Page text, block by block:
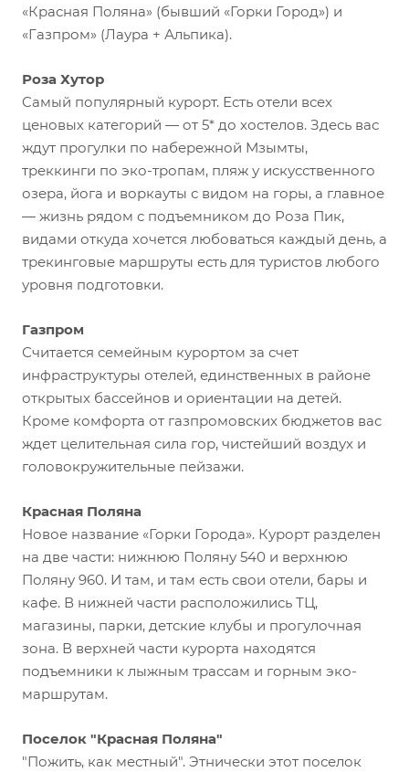
«Красная Поляна» (бывший «Горки Город») и
«Газпром» (Лаура + Альпика).
Роза Хутор
Cамый популярный курорт. Есть отели всех
ценовых категорий — от 5* до хостелов. Здесь вас
ждут прогулки по набережной Мзымты,
треккинги по эко-тропам, пляж у искусственного
озера, йога и воркауты с видом на горы, а главное
— жизнь рядом с подъемником до Роза Пик,
видами откуда хочется любоваться каждый день, а
трекинговые маршруты есть для туристов любого
уровня подготовки.
Газпром
Считается семейным курортом за счет
инфраструктуры отелей, единственных в районе
открытых бассейнов и ориентации на детей.
Кроме комфорта от газпромовских бюджетов вас
ждет целительная сила гор, чистейший воздух и
головокружительные пейзажи.
Красная Поляна
Новое название «Горки Города». Курорт разделен
на две части: нижнюю Поляну 540 и верхнюю
Поляну 960. И там, и там есть свои отели, бары и
кафе. В нижней части расположились ТЦ,
магазины, парки, детские клубы и прогулочная
зона. В верхней части курорта находятся
подъемники к лыжным трассам и горным эко-
маршрутам.
Поселок "Красная Поляна"
"Пожить, как местный". Этнически этот поселок